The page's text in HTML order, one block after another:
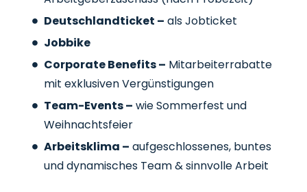
Deutschlandticket – als Jobticket
Jobbike
Corporate Benefits – Mitarbeiterrabatte
mit exklusiven Vergünstigungen
Team-Events – wie Sommerfest und
Weihnachtsfeier
Arbeitsklima – aufgeschlossenes, buntes
und dynamisches Team & sinnvolle Arbeit